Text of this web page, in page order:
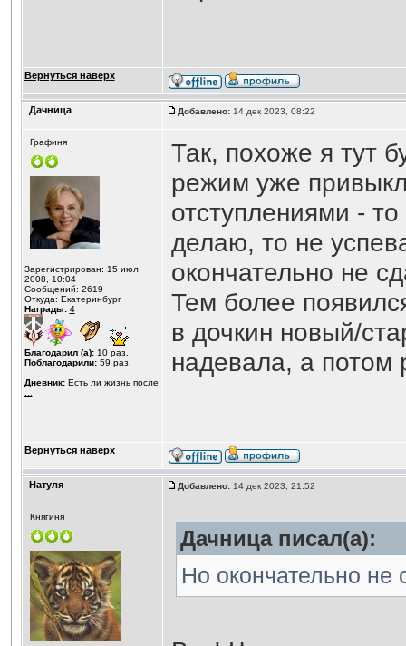
Вернуться наверх
Дачница Добавлено:14 дек 2023, 08:22
Графиня
Зарегистрирован: 15 июл
2008, 10:04
Сообщений: 2619
Откуда: Екатеринбург
Награды: 4
Благодарил (а):10раз.
Поблагодарили:59 раз.
Дневник: Есть ли жизнь после
Так, похоже я тут
режим уже
отступлениями -
делаю, то не
окончательно не
Тем более
в дочкин новый/
надевала, а потом
Вернуться наверх
Натуля Добавлено:14 дек 2023, 21:52
Княгиня
Дачница писал(а):
Но окончательно не